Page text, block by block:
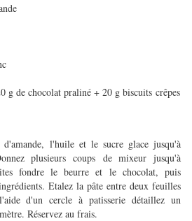
g de chocolat praliné + 20 g biscuits crêpes
l'huile et le sucre glace jusqu'à
plusieurs coups de mixeur jusqu'à
fondre le beurre et le chocolat, puis
Etalez la pâte entre deux feuilles
d'un cercle à patisserie détaillez un
Réservez au frais.